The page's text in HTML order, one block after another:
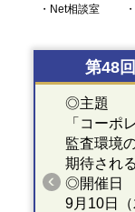
・Net相談室
第48
◎主題
「コーポ
監査環境
期待され
◎開催日
9月10日（